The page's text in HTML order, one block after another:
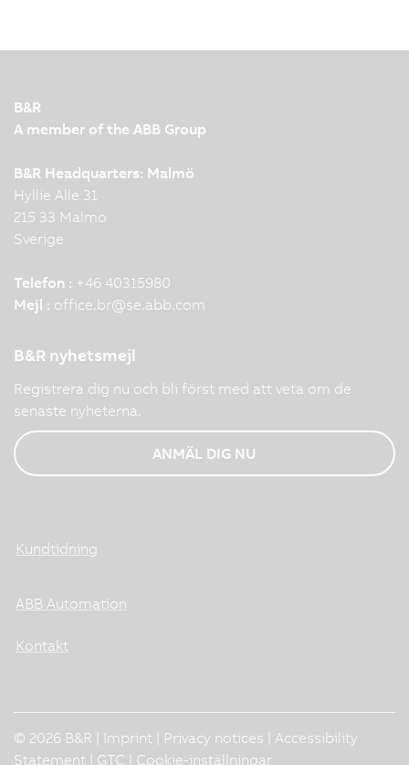
B&R
A member of the ABB Group
B&R Headquarters: Malmö
Hyllie Alle 31
215 33 Malmo
Sverige
Telefon : +46 40315980
Mejl : office.br@se.abb.com
B&R nyhetsmejl
Registrera dig nu och bli först med att veta om de
senaste nyheterna.
ANMÄL DIG NU
Kundtidning
ABB Automation
Kontakt
© 2026 B&R | Imprint Privacy notices
Accessibility
Statement
GTC Cookie-inställningar